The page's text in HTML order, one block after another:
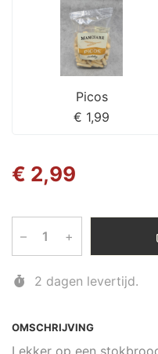
OMSCHRIJVING
Lekker op een
Picos
€ 1,99
€ 2,99
– +
2 dagen levertijd.